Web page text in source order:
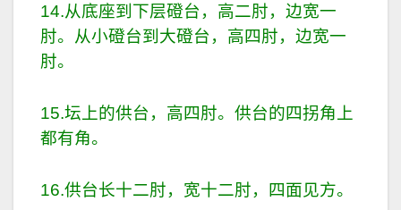
14.从底座到下层磴台，高二肘，边宽一
肘。从小磴台到大磴台，高四肘，边宽一
肘。
15.坛上的供台，高四肘。供台的四拐角上
都有角。
16.供台长十二肘，宽十二肘，四面见方。